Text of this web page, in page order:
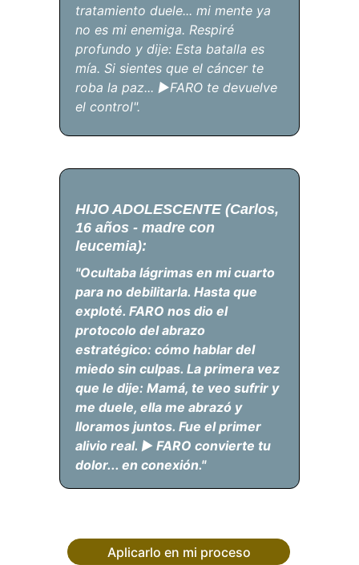
tratamiento duele... mi mente ya
no es mi enemiga. Respiré
profundo y dije: Esta batalla es
mía. Si sientes que el cáncer te
roba la paz... ►FARO te devuelve
el control".
HIJO ADOLESCENTE (Carlos,
16 años - madre con
leucemia):
"Ocultaba lágrimas en mi cuarto
para no debilitarla. Hasta que
exploté. FARO nos dio el
protocolo del abrazo
estratégico: cómo hablar del
miedo sin culpas. La primera vez
que le dije: Mamá, te veo sufrir y
me duele, ella me abrazó y
lloramos juntos. Fue el primer
alivio real. ► FARO convierte tu
dolor... en conexión."
Aplicarlo en mi proceso